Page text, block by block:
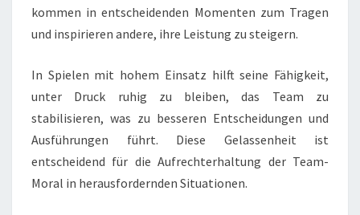
kommen in entscheidenden Momenten zum Tragen
und inspirieren andere, ihre Leistung zu steigern.
In Spielen mit hohem Einsatz hilft seine Fähigkeit,
unter Druck ruhig zu bleiben, das Team zu
stabilisieren, was zu besseren Entscheidungen und
Ausführungen führt. Diese Gelassenheit ist
entscheidend für die Aufrechterhaltung der Team-
Moral in herausfordernden Situationen.